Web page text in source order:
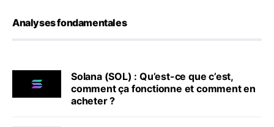
Analyses fondamentales
Solana (SOL) : Qu’est-ce que c’est,
comment ça fonctionne et comment en
acheter ?